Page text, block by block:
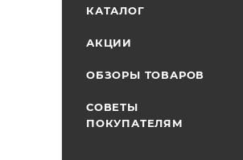
КАТАЛОГ
АКЦИИ
ОБЗОРЫ ТОВАРОВ
СОВЕТЫ
ПОКУПАТЕЛЯМ